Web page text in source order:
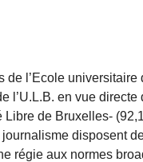
de l’Ecole
l’U.L.B. en vue
Libre de Bruxelles-
disposent
régie aux normes